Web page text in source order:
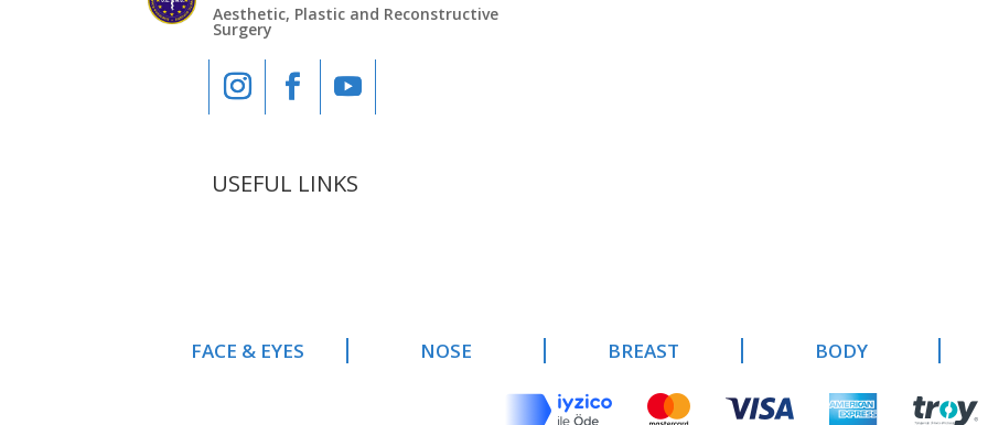
Aesthetic, Plastic and Reconstructive
Surgery
USEFUL LINKS
FACE & EYES NOSE BREAST BODY